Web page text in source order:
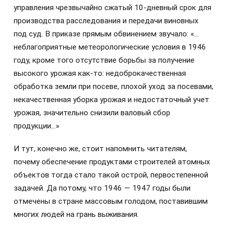
управления чрезвычайно сжатый 10-дневный срок для
производства расследования и передачи виновных
под суд. В приказе прямым обвинением звучало: «…
неблагоприятные метеорологические условия в 1946
году, кроме того отсутствие борьбы за получение
высокого урожая как-то: недоброкачественная
обработка земли при посеве, плохой уход за посевами,
некачественная уборка урожая и недостаточный учет
урожая, значительно снизили валовый сбор
продукции…»
И тут, конечно же, стоит напомнить читателям,
почему обеспечение продуктами строителей атомных
объектов тогда стало такой острой, первостепенной
задачей. Да потому, что 1946 — 1947 годы были
отмечены в стране массовым голодом, поставившим
многих людей на грань выживания.